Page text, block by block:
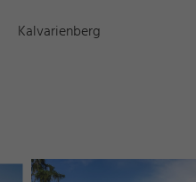
Kalvarienberg